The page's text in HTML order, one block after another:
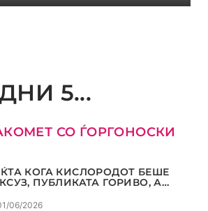
5...
СО ЃОРГОНОСКИ
КОГА КИСЛОРОДОТ БЕШЕ
ПУБЛИКАТА ГОРИВО, А
06/2026